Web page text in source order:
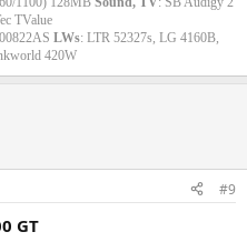
TValue
LWs: LTR 52327s, LG 4160B,
420W​
#9
GT